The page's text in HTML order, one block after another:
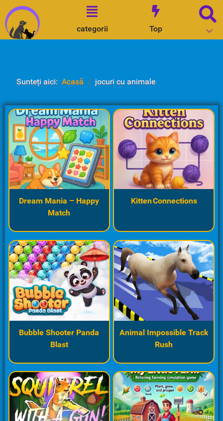
categorii Top
Sunteți aici: Acasă jocuri cu animale
Dream Mania – Happy
Match
Kitten Connections
Bubble Shooter Panda
Blast
Animal Impossible Track
Rush